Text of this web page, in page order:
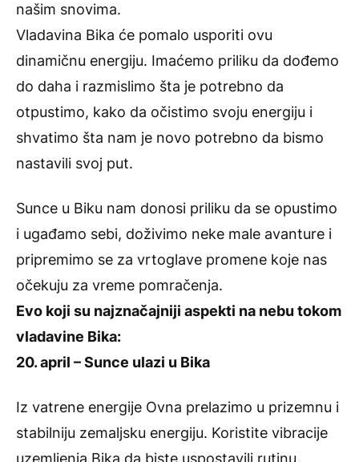
našim snovima.
Vladavina Bika će pomalo usporiti ovu
dinamičnu energiju. Imaćemo priliku da dođemo
do daha i razmislimo šta je potrebno da
otpustimo, kako da očistimo svoju energiju i
shvatimo šta nam je novo potrebno da bismo
nastavili svoj put.
Sunce u Biku nam donosi priliku da se opustimo
i ugađamo sebi, doživimo neke male avanture i
pripremimo se za vrtoglave promene koje nas
očekuju za vreme pomračenja.
Evo koji su najznačajniji aspekti na nebu tokom
vladavine Bika:
20. april – Sunce ulazi u Bika
Iz vatrene energije Ovna prelazimo u prizemnu i
stabilniju zemaljsku energiju. Koristite vibracije
uzemljenja Bika da biste uspostavili rutinu,